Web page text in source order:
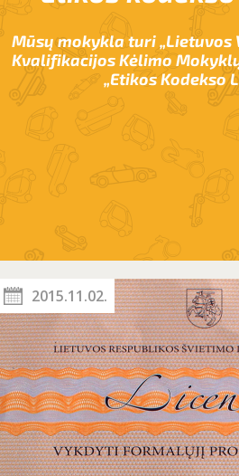
Mūsų mokykla turi
Kvalifikacijos Kėlimo
„Etikos Kodekso
2015.11.02.